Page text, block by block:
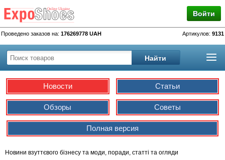
Войти
Проведено заказов на: 176269778 UAH Артикулов: 9131
Новости Статьи
Обзоры Советы
Полная версия
Новини взуттєвого бізнесу та моди, поради, статті та огляди